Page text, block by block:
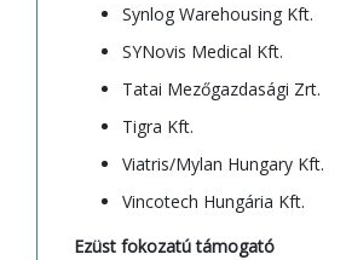
Synlog Warehousing Kft.
SYNovis Medical Kft.
Tatai Mezőgazdasági Zrt.
Tigra Kft.
Viatris/Mylan Hungary Kft.
Vincotech Hungária Kft.
Ezüst fokozatú támogató